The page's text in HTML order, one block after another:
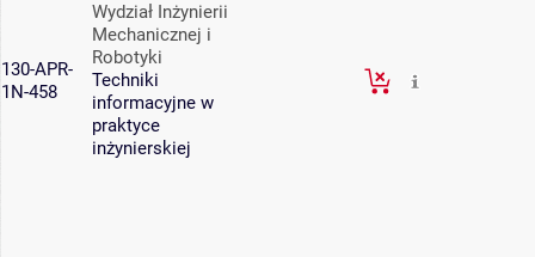
130-APR-
1N-458
Wydział Inżynierii
Mechanicznej i
Robotyki
Techniki
informacyjne w
praktyce
inżynierskiej